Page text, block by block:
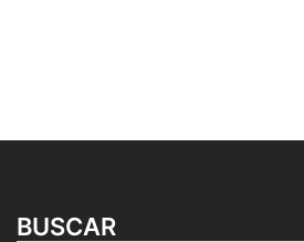
BUSCAR